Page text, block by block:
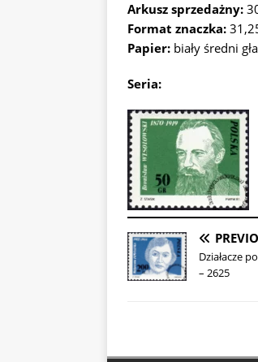
Arkusz sprzedażny:
Format znaczka:
Papier: biały średni
Seria:
Działacze
– 2625